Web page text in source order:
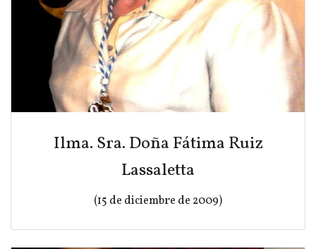
Ilma. Sra. Doña Fátima Ruiz
Lassaletta
(15 de diciembre de 2009)